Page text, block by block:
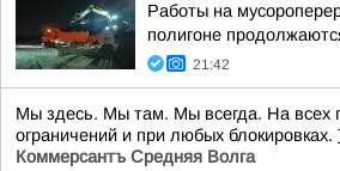
Работы на
полигоне
21:42
Мы здесь. Мы там. Мы всегда. На всех
ограничений и при любых блокировках.
Коммерсантъ Средняя Волга